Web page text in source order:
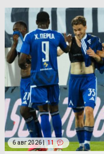
6 авг 2026 | 11